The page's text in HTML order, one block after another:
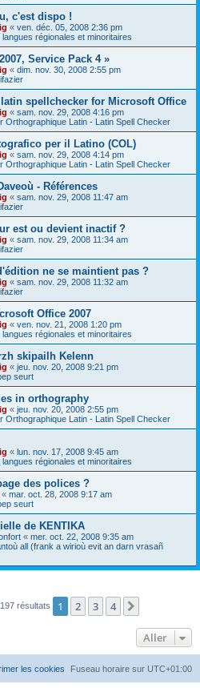
c'est dispo !
« ven. déc. 05, 2008 2:36 pm
langues régionales et minoritaires
Service Pack 4 »
« dim. nov. 30, 2008 2:55 pm
spellchecker for Microsoft Office
« sam. nov. 29, 2008 4:16 pm
Orthographique Latin - Latin Spell Checker
per il Latino (COL)
« sam. nov. 29, 2008 4:14 pm
Orthographique Latin - Latin Spell Checker
- Références
« sam. nov. 29, 2008 11:47 am
est ou devient inactif ?
« sam. nov. 29, 2008 11:34 am
ne se maintient pas ?
« sam. nov. 29, 2008 11:32 am
Office 2007
« ven. nov. 21, 2008 1:20 pm
langues régionales et minoritaires
skipailh Kelenn
« jeu. nov. 20, 2008 9:21 pm
seurt
in orthography
« jeu. nov. 20, 2008 2:55 pm
Orthographique Latin - Latin Spell Checker
« lun. nov. 17, 2008 9:45 am
langues régionales et minoritaires
des polices ?
« mar. oct. 28, 2008 9:17 am
seurt
de KENTIKA
« mer. oct. 22, 2008 9:35 am
all (frank a wirioù evit an darn vrasañ
résultats 1 2 3 4
Aller
Fuseau horaire sur UTC+01:00
les cookies